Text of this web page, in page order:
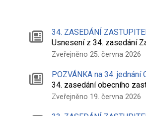
34. ZASEDÁNÍ
Usnesení z 34. zasedání
Zveřejněno 25. června 2026
POZVÁNKA na 34. jednání
34. zasedání obecního
Zveřejněno 19. června 2026